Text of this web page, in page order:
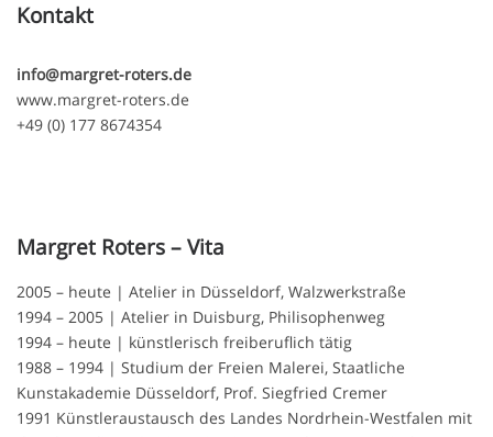
Kontakt
info@margret-roters.de
www.margret-roters.de
+49 (0) 177 8674354
Margret Roters – Vita
2005 – heute | Atelier in Düsseldorf, Walzwerkstraße
1994 – 2005 | Atelier in Duisburg, Philisophenweg
1994 – heute | künstlerisch freiberuflich tätig
1988 – 1994 | Studium der Freien Malerei, Staatliche
Kunstakademie Düsseldorf, Prof. Siegfried Cremer
1991 Künstleraustausch des Landes Nordrhein-Westfalen mit